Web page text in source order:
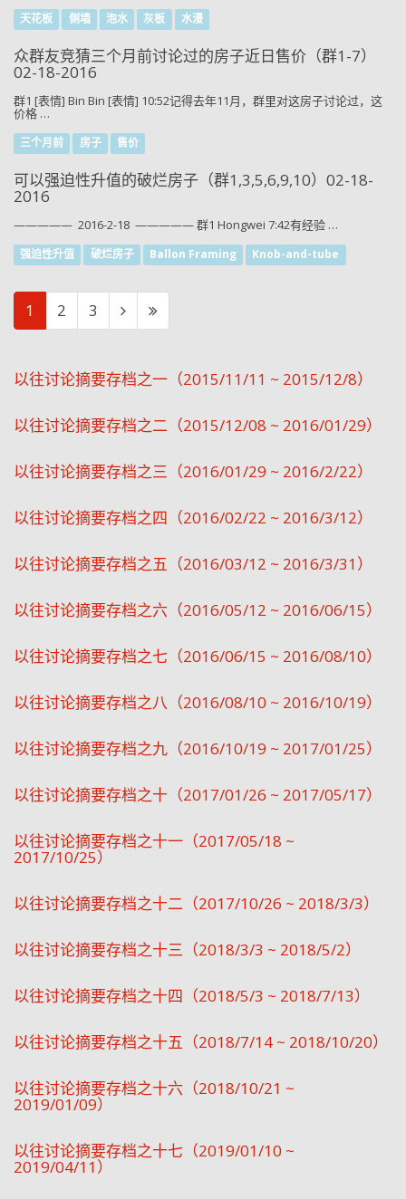
天花板 侧墙 泡水 灰板 水漫
众群友竞猜三个月前讨论过的房子近日售价（群1-7）
02-18-2016
群1 [表情] Bin Bin [表情] 10:52记得去年11月，群里对这房子讨论过，这
价格 …
三个月前 房子 售价
可以强迫性升值的破烂房子（群1,3,5,6,9,10）02-18-
2016
————— 2016-2-18 ————— 群1 Hongwei 7:42有经验 …
强迫性升值 破烂房子 Ballon Framing Knob-and-tube
1 2 3
以往讨论摘要存档之一（2015/11/11 ~ 2015/12/8）
以往讨论摘要存档之二（2015/12/08 ~ 2016/01/29）
以往讨论摘要存档之三（2016/01/29 ~ 2016/2/22）
以往讨论摘要存档之四（2016/02/22 ~ 2016/3/12）
以往讨论摘要存档之五（2016/03/12 ~ 2016/3/31）
以往讨论摘要存档之六（2016/05/12 ~ 2016/06/15）
以往讨论摘要存档之七（2016/06/15 ~ 2016/08/10）
以往讨论摘要存档之八（2016/08/10 ~ 2016/10/19）
以往讨论摘要存档之九（2016/10/19 ~ 2017/01/25）
以往讨论摘要存档之十（2017/01/26 ~ 2017/05/17）
以往讨论摘要存档之十一（2017/05/18 ~
2017/10/25）
以往讨论摘要存档之十二（2017/10/26 ~ 2018/3/3）
以往讨论摘要存档之十三（2018/3/3 ~ 2018/5/2）
以往讨论摘要存档之十四（2018/5/3 ~ 2018/7/13）
以往讨论摘要存档之十五（2018/7/14 ~ 2018/10/20）
以往讨论摘要存档之十六（2018/10/21 ~
2019/01/09）
以往讨论摘要存档之十七（2019/01/10 ~
2019/04/11）